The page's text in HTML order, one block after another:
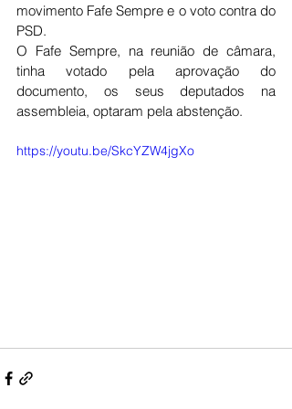
movimento Fafe Sempre e o voto contra do
PSD.
O Fafe Sempre, na reunião de câmara,
tinha votado pela aprovação do
documento, os seus deputados na
assembleia, optaram pela abstenção.
https://youtu.be/SkcYZW4jgXo